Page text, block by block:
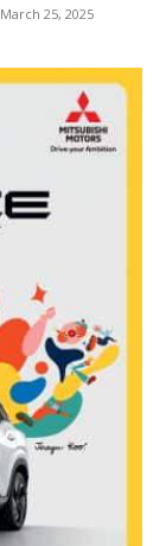
March 25, 2025